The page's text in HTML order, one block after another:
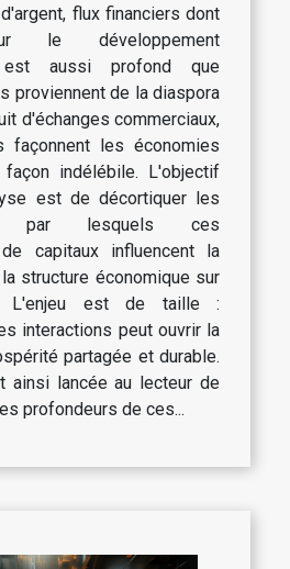
flux financiers dont
le développement
est aussi profond que
proviennent de la diaspora
d'échanges commerciaux,
façonnent les économies
indélébile. L'objectif
est de décortiquer les
par lesquels ces
capitaux influencent la
structure économique sur
L'enjeu est de taille :
interactions peut ouvrir la
partagée et durable.
ainsi lancée au lecteur de
profondeurs de ces...